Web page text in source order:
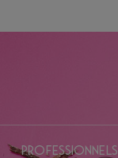
Professionnels